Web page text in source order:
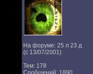
На форуме: 25 л 23 д
(с 13/07/2001)
Тем: 178
Сообщений: 1890